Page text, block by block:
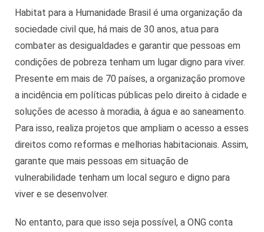
Habitat para a Humanidade Brasil é uma organização da
sociedade civil que, há mais de 30 anos, atua para
combater as desigualdades e garantir que pessoas em
condições de pobreza tenham um lugar digno para viver.
Presente em mais de 70 países, a organização promove
a incidência em políticas públicas pelo direito à cidade e
soluções de acesso à moradia, à água e ao saneamento.
Para isso, realiza projetos que ampliam o acesso a esses
direitos como reformas e melhorias habitacionais. Assim,
garante que mais pessoas em situação de
vulnerabilidade tenham um local seguro e digno para
viver e se desenvolver.
No entanto, para que isso seja possível, a ONG conta